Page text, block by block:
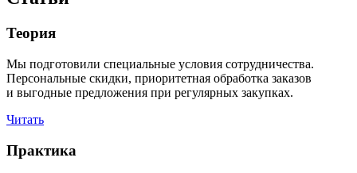
Теория
Мы подготовили специальные условия сотрудничества.
Персональные скидки, приоритетная обработка заказов
и выгодные предложения при регулярных закупках.
Читать
Практика